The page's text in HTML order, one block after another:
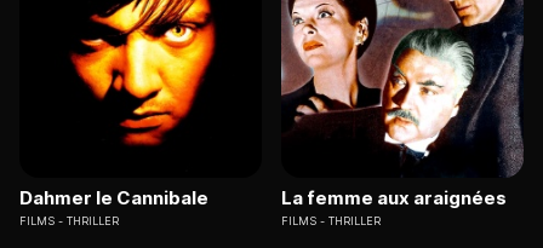
Dahmer le Cannibale
FILMS THRILLER
La femme aux araignées
FILMS THRILLER